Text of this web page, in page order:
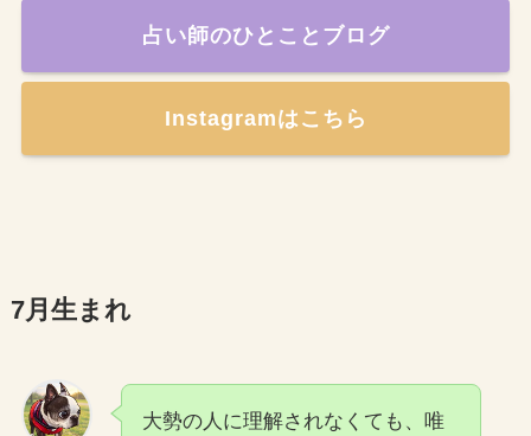
占い師のひとことブログ
Instagramはこちら
7月生まれ
大勢の人に理解されなくても、唯